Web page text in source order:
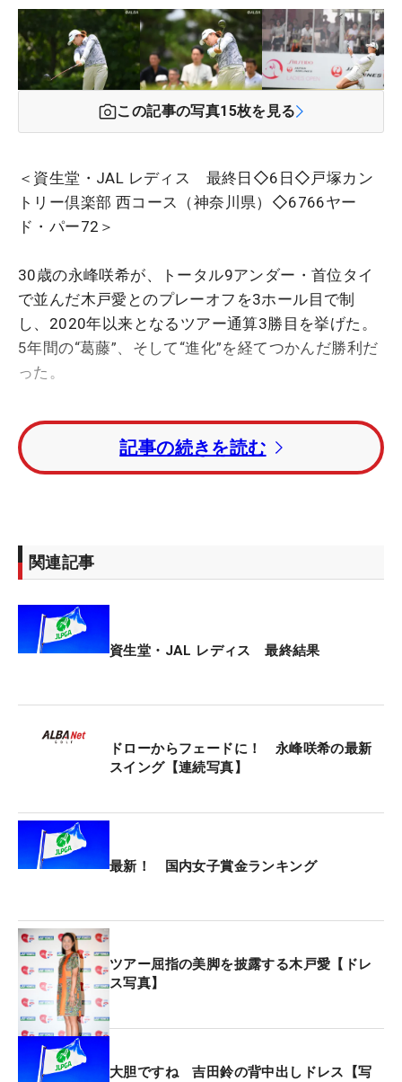
この記事の写真15枚を見る
＜資生堂・JAL レディス 最終日◇6日◇戸塚カン
トリー倶楽部 西コース（神奈川県）◇6766ヤー
ド・パー72＞
30歳の永峰咲希が、トータル9アンダー・首位タイ
で並んだ木戸愛とのプレーオフを3ホール目で制
し、2020年以来となるツアー通算3勝目を挙げた。
5年間の“葛藤”、そして“進化”を経てつかんだ勝利だ
った。
首位タイで迎えた最終日は、「『もう負けたかな』
と思う瞬間が、一日の中で何回もあった」と、思う
ようなアイアンショットが打てず、バーディチャン
バリーし、ボギーなしの2バーディを奪い「70」を
マーク。“耐えのゴルフ”を展開した。
優勝を決めた瞬間は「『やっと終わった…』という
気持ちのほうが強かった。段々と喜びが増してきた
20年の「日本女子プロ」制覇から5年。決して順風
満帆ではなかった。「正直、メジャーを勝ったとき
ですけど、（自分の実力は）まだまだなのに、“メジ
ャーチャンピオン”の肩書きはプレッシャーで…」と
明かす。不振に陥った時期もあったが、「この5年
た。
大きな転機となったのは、目澤秀憲コーチと取り組
んだ“持ち球”の変更だ。プロになってからは飛距離
を求めてドローに変えていたが、ジュニア時代のフ
ェードに昨年から戻した。
記事の続きを読む
関連記事
資生堂・JAL レディス 最終結果
ドローからフェードに！ 永峰咲希の最新
スイング【連続写真】
最新！ 国内女子賞金ランキング
ツアー屈指の美脚を披露する木戸愛【ドレ
ス写真】
大胆ですね 吉田鈴の背中出しドレス【写